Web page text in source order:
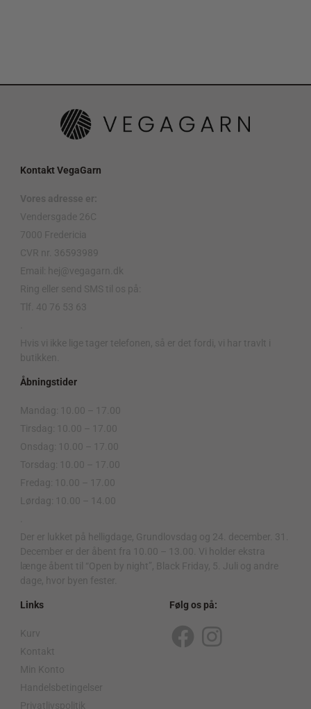
Kontakt VegaGarn
Vores adresse er:
Vendersgade 26C
7000 Fredericia
CVR nr. 36593989
Email: hej@vegagarn.dk
Ring eller send SMS til os på:
Tlf. 40 76 53 63
Hvis vi ikke lige tager telefonen, så er det fordi, vi har travlt i
butikken.
Åbningstider
Mandag: 10.00 – 17.00
Tirsdag: 10.00 – 17.00
Onsdag: 10.00 – 17.00
Torsdag: 10.00 – 17.00
Fredag: 10.00 – 17.00
Lørdag: 10.00 – 14.00
Der er lukket på helligdage, Grundlovsdag og 24. december. 31.
December er der åbent fra 10.00 – 13.00. Vi holder ekstra
længe åbent til “Open by night”, Black Friday, 5. Juli og andre
dage, hvor byen fester.
Links
Kurv
Kontakt
Min Konto
Handelsbetingelser
Privatlivspolitik
Følg os på:
F
I